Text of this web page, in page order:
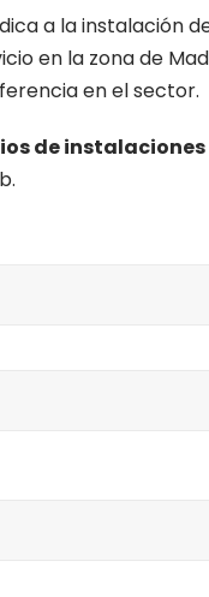
a la instalación
en la zona de
en el sector.
de